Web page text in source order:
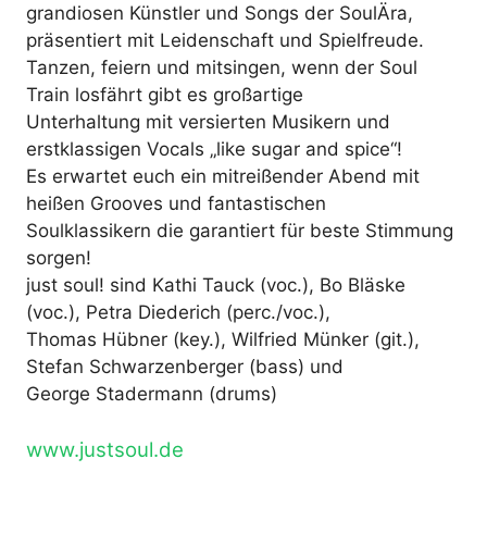
grandiosen Künstler und Songs der SoulÄra,
präsentiert mit Leidenschaft und Spielfreude.
Tanzen, feiern und mitsingen, wenn der Soul
Train losfährt gibt es großartige
Unterhaltung mit versierten Musikern und
erstklassigen Vocals „like sugar and spice“!
Es erwartet euch ein mitreißender Abend mit
heißen Grooves und fantastischen
Soulklassikern die garantiert für beste Stimmung
sorgen!
just soul! sind Kathi Tauck (voc.), Bo Bläske
(voc.), Petra Diederich (perc./voc.),
Thomas Hübner (key.), Wilfried Münker (git.),
Stefan Schwarzenberger (bass) und
George Stadermann (drums)
www.justsoul.de